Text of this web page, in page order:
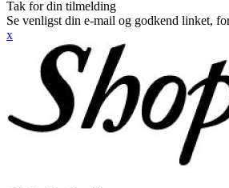
Tak for din tilmelding
Se venligst din e-mail og godkend linket,
x